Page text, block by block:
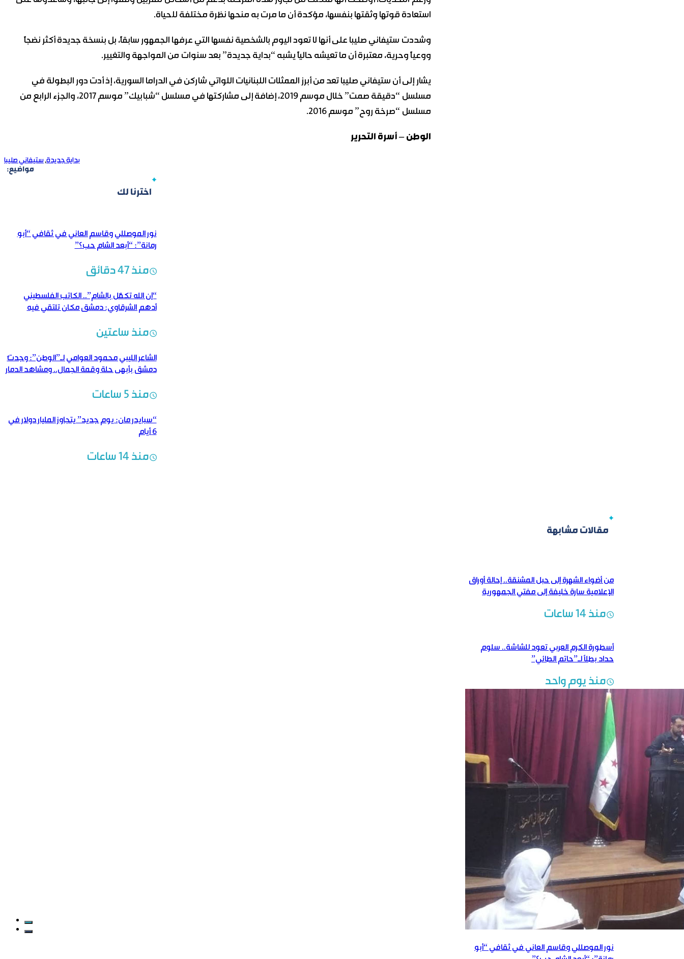
استعادة قوتها وثقتها بنفسها، مؤكدة أن ما مرت به منحها نظرة مختلفة للحياة.
وشددت ستيفاني صليبا على أنها لا تعود اليوم بالشخصية نفسها التي عرفها الجمهور سابقاً، بل بنسخة جديدة أكثر نضجاً
ووعياً وحرية، معتبرة أن ما تعيشه حالياً يشبه “بداية جديدة” بعد سنوات من المواجهة والتغيير.
يشار إلى أن ستيفاني صليبا تعد من أبرز الممثلات اللبنانيات اللواتي شاركن في الدراما السورية، إذ أدت دور البطولة في
مسلسل “دقيقة صمت” خلال موسم 2019، إضافة إلى مشاركتها في مسلسل “شبابيك” موسم 2017، والجزء الرابع من
مسلسل “صرخة روح” موسم 2016.
الوطن – أسرة التحرير
بداية جديدة,ستيفاني صليبا
مواضيع:
اخترنا لك
نور الموصللي وقاسم العاني في ثقافي “أبو
رمانة”: “أبعد الشام حب؟”
منذ 47 دقائق
“إن الله تكفّل بالشام”.. الكاتب الفلسطيني
أدهم الشرقاوي: دمشق مكان تلتقي فيه
منذ ساعتين
الشاعر الليبي محمود العوامي لـ”الوطن”: وجدتُ
دمشق بأبهى حلة وقمة الجمال.. ومشاهد الدمار
منذ 5 ساعات
“سبايدر مان: يوم جديد” يتجاوز المليار دولار في
6 أيام
منذ 14 ساعات
مقالات مشابهة
من أضواء الشهرة إلى حبل المشنقة.. إحالة أوراق
الإعلامية سارة خليفة إلى مفتي الجمهورية
منذ 14 ساعات
أسطورة الكرم العربي تعود للشاشة.. سلوم
حداد بطلاً لـ”حاتم الطائي”
منذ يوم واحد
نور الموصللي وقاسم العاني في ثقافي “أبو